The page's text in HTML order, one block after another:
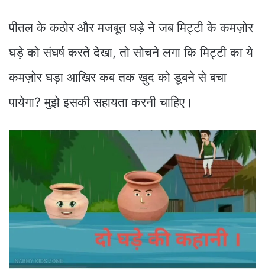
पीतल के कठोर और मजबूत घड़े ने जब मिट्टी के कमज़ोर
घड़े को संघर्ष करते देखा, तो सोचने लगा कि मिट्टी का ये
कमज़ोर घड़ा आखिर कब तक ख़ुद को डूबने से बचा
पायेगा? मुझे इसकी सहायता करनी चाहिए।